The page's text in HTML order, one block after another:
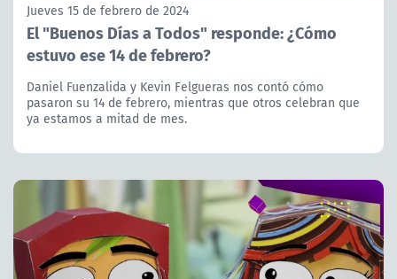
Jueves 15 de febrero de 2024
El "Buenos Días a Todos" responde: ¿Cómo
estuvo ese 14 de febrero?
Daniel Fuenzalida y Kevin Felgueras nos contó cómo
pasaron su 14 de febrero, mientras que otros celebran que
ya estamos a mitad de mes.